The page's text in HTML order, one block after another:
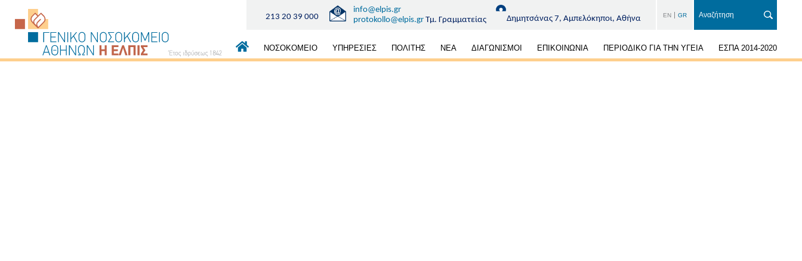
213 20 39 000
info@elpis.gr
protokollo@elpis.gr Τμ. Γραμματείας Δημητσάνας 7, Αμπελόκηποι, Αθήνα EN GR
Κεντρική
πλοήγηση
ΝΟΣΟΚΟΜΕΙΟ ΥΠΗΡΕΣΙΕΣ ΠΟΛΙΤΗΣ ΝΕΑ ΔΙΑΓΩΝΙΣΜΟΙ ΕΠΙΚΟΙΝΩΝΙΑ ΠΕΡΙΟΔΙΚΟ ΓΙΑ ΤΗΝ ΥΓΕΙΑ ΕΣΠΑ 2014-2020